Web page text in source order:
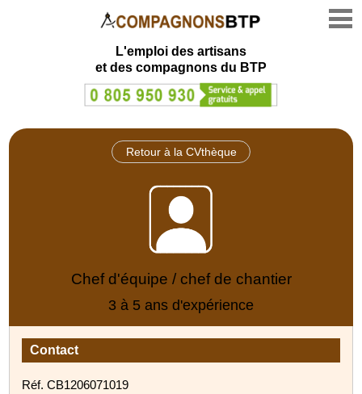
L'emploi des artisans
et des compagnons du BTP
Retour à la CVthèque
Chef d'équipe / chef de chantier
3 à 5 ans d'expérience
Contact
Réf. CB1206071019